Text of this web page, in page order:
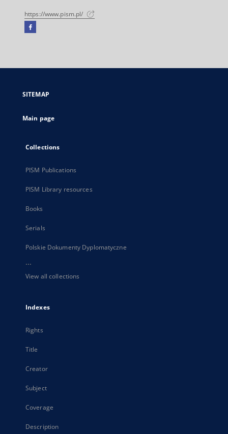
https://www.pism.pl/
Facebook
open
new
SITEMAP
Main page
Collections
PISM Publications
PISM Library resources
Books
Serials
Polskie Dokumenty Dyplomatyczne
...
View all collections
Indexes
Rights
Title
Creator
Subject
Coverage
Description